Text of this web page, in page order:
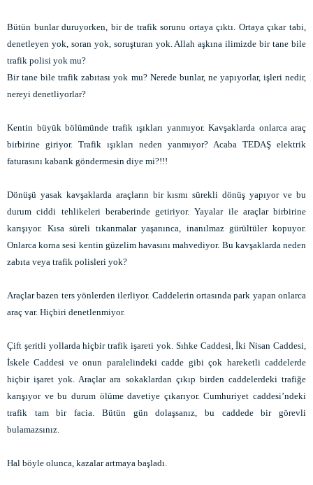
Bütün bunlar duruyorken, bir de trafik sorunu ortaya çıktı. Ortaya çıkar tabi,
denetleyen yok, soran yok, soruşturan yok. Allah aşkına ilimizde bir tane bile
trafik polisi yok mu?
Bir tane bile trafik zabıtası yok mu? Nerede bunlar, ne yapıyorlar, işleri nedir,
nereyi denetliyorlar?
Kentin büyük bölümünde trafik ışıkları yanmıyor. Kavşaklarda onlarca araç
birbirine giriyor. Trafik ışıkları neden yanmıyor? Acaba TEDAŞ elektrik
faturasını kabarık göndermesin diye mi?!!!
Dönüşü yasak kavşaklarda araçların bir kısmı sürekli dönüş yapıyor ve bu
durum ciddi tehlikeleri beraberinde getiriyor. Yayalar ile araçlar birbirine
karışıyor. Kısa süreli tıkanmalar yaşanınca, inanılmaz gürültüler kopuyor.
Onlarca korna sesi kentin güzelim havasını mahvediyor. Bu kavşaklarda neden
zabıta veya trafik polisleri yok?
Araçlar bazen ters yönlerden ilerliyor. Caddelerin ortasında park yapan onlarca
araç var. Hiçbiri denetlenmiyor.
Çift şeritli yollarda hiçbir trafik işareti yok. Sıhke Caddesi, İki Nisan Caddesi,
İskele Caddesi ve onun paralelindeki cadde gibi çok hareketli caddelerde
hiçbir işaret yok. Araçlar ara sokaklardan çıkıp birden caddelerdeki trafiğe
karışıyor ve bu durum ölüme davetiye çıkarıyor. Cumhuriyet caddesi’ndeki
trafik tam bir facia. Bütün gün dolaşsanız, bu caddede bir görevli
bulamazsınız.
Hal böyle olunca, kazalar artmaya başladı.